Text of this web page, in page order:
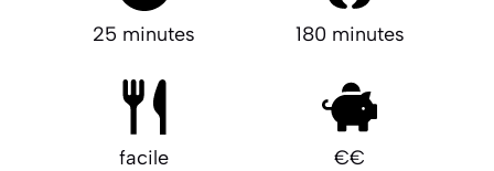
25 minutes 180 minutes
facile €€